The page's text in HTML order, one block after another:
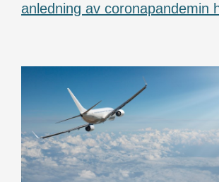
anledning av coronapandemin